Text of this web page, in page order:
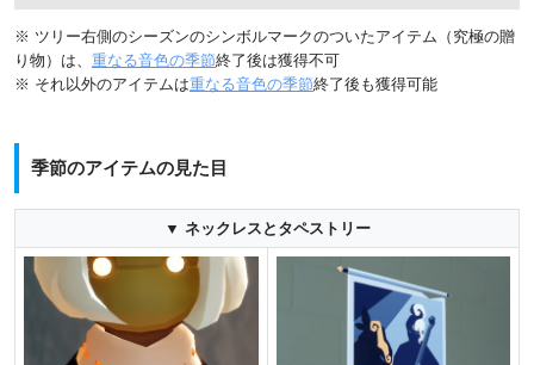
※ ツリー右側のシーズンのシンボルマークのついたアイテム（究極の贈
り物）は、 重なる音色の季節終了後は獲得不可
※ それ以外のアイテムは重なる音色の季節終了後も獲得可能
季節のアイテムの見た目
▼ ネックレスとタペストリー